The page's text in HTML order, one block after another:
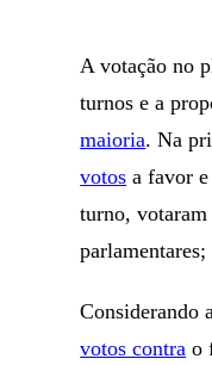
A votação no
turnos e a
maioria. Na
votos a favor
turno,
Considerando
votos contra o